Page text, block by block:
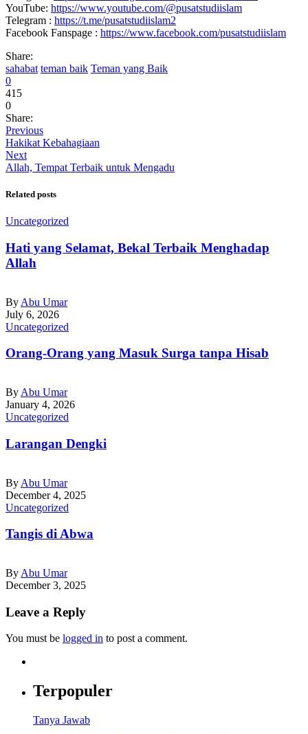
YouTube: https://www.youtube.com/@pusatstudiislam
Telegram : https://t.me/pusatstudiislam2
Facebook Fanspage : https://www.facebook.com/pusatstudiislam
Share:
sahabat teman baik Teman yang Baik
0
415
0
Share:
Previous
Hakikat Kebahagiaan
Next
Allah, Tempat Terbaik untuk Mengadu
Related posts
Uncategorized
Hati yang Selamat, Bekal Terbaik Menghadap
Allah
By Abu Umar
July 6, 2026
Uncategorized
Orang-Orang yang Masuk Surga tanpa Hisab
By Abu Umar
January 4, 2026
Uncategorized
Larangan Dengki
By Abu Umar
December 4, 2025
Uncategorized
Tangis di Abwa
By Abu Umar
December 3, 2025
Leave a Reply
You must be logged in to post a comment.
Terpopuler
Tanya Jawab